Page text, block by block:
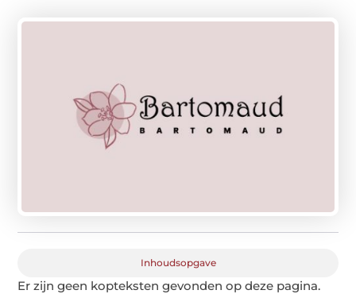
Inhoudsopgave
Er zijn geen kopteksten gevonden op deze pagina.